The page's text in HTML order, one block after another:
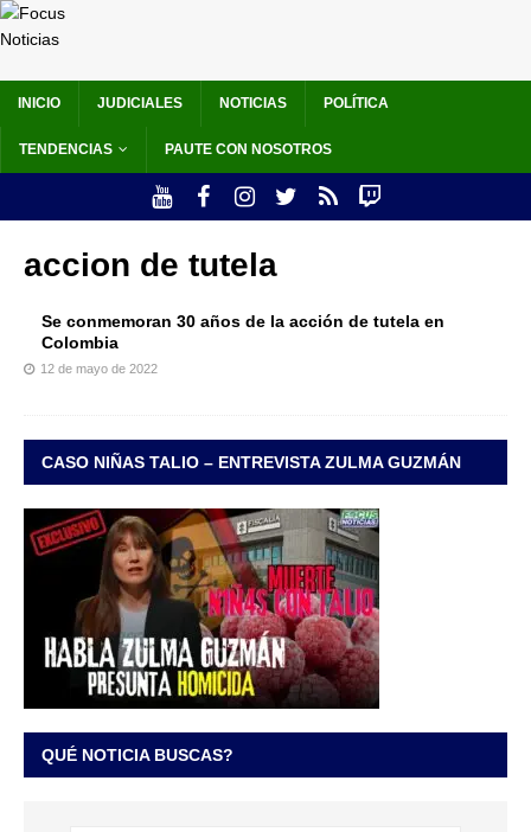
INICIO JUDICIALES NOTICIAS POLÍTICA
TENDENCIAS PAUTE CON NOSOTROS
accion de tutela
Se conmemoran 30 años de la acción de tutela en
Colombia
12 de mayo de 2022
CASO NIÑAS TALIO – ENTREVISTA ZULMA GUZMÁN
QUÉ NOTICIA BUSCAS?